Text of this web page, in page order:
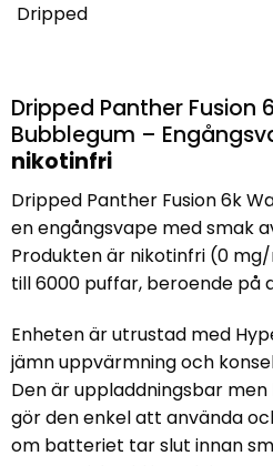
Dripped
Dripped Panther Fusion
Bubblegum –
nikotinfri
Dripped Panther Fusion 6k
en engångsvape med smak
Produkten är nikotinfri (0
till 6000 puffar, beroende på
Enheten är utrustad med
jämn uppvärmning och
Den är uppladdningsbar
gör den enkel att använda
om batteriet tar slut innan